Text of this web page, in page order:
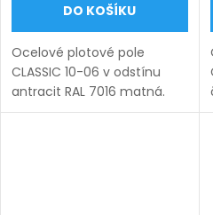
DO KOŠÍKU
Ocelové plotové pole
CLASSIC 10-06 v odstínu
antracit RAL 7016 matná.
Bezúdržbová ocel (žárový